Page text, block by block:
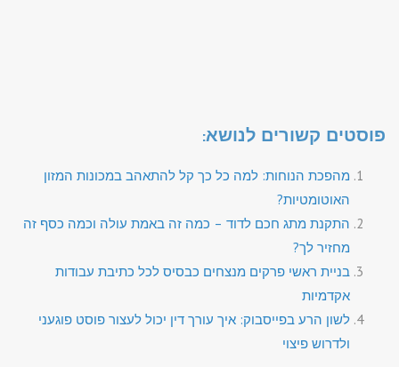
פוסטים קשורים לנושא:
מהפכת הנוחות: למה כל כך קל להתאהב במכונות המזון
האוטומטיות?
התקנת מתג חכם לדוד – כמה זה באמת עולה וכמה כסף זה
מחזיר לך?
בניית ראשי פרקים מנצחים כבסיס לכל כתיבת עבודות
אקדמיות
לשון הרע בפייסבוק: איך עורך דין יכול לעצור פוסט פוגעני
ולדרוש פיצוי